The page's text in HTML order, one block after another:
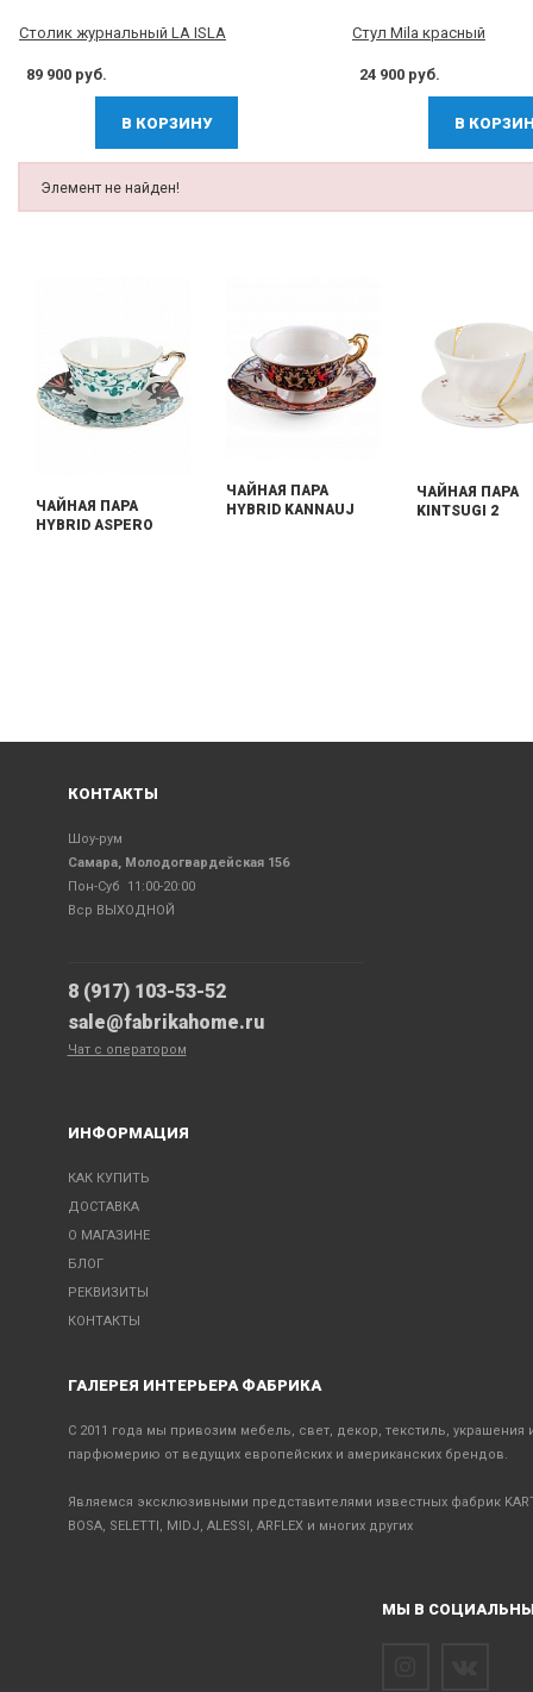
Столик журнальный LA ISLA
89 900 руб.
В КОРЗИНУ
Стул Mila красный
24 900 руб.
В
Элемент не найден!
ЧАЙНАЯ ПАРА
HYBRID ASPERO
ЧАЙНАЯ ПАРА
HYBRID KANNAUJ
ЧАЙНАЯ ПАРА
KINTSUGI 2
КОНТАКТЫ
Шоу-рум
Самара, Молодогвардейская 156
Пон-Суб 11:00-20:00
Вср ВЫХОДНОЙ
8 (917) 103-53-52
sale@fabrikahome.ru
Чат с оператором
ИНФОРМАЦИЯ
КАК КУПИТЬ
ДОСТАВКА
О МАГАЗИНЕ
БЛОГ
РЕКВИЗИТЫ
КОНТАКТЫ
ГАЛЕРЕЯ ИНТЕРЬЕРА ФАБРИКА
С 2011 года мы привозим мебель, свет, декор, текстиль, украшения
парфюмерию от ведущих европейских и американских брендов.
Являемся эксклюзивными представителями известных фабрик
BOSA, SELETTI, MIDJ, ALESSI, ARFLEX и многих других
МЫ В